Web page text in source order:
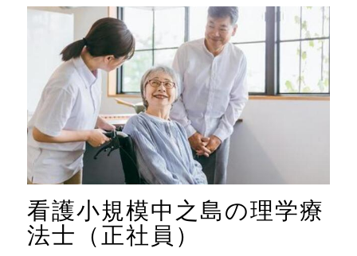
看護小規模中之島の理学療
法士（正社員）